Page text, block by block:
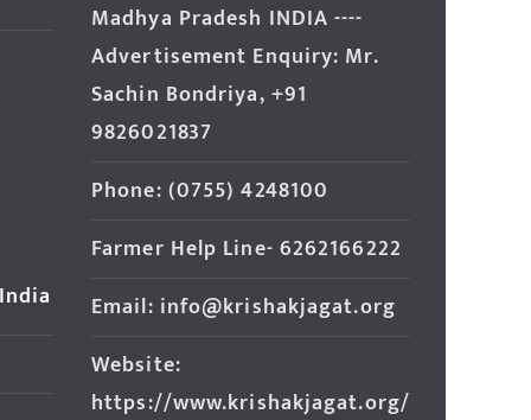
Madhya Pradesh INDIA ----
Advertisement Enquiry: Mr.
Sachin Bondriya, +91
9826021837
Phone: (0755) 4248100
Farmer Help Line- 6262166222
Email: info@krishakjagat.org
Website:
https://www.krishakjagat.org/